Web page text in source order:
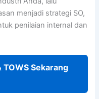
menjadi strategi SO,
penilaian internal dan
TOWS Sekarang